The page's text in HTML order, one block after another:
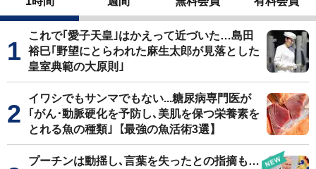
これで｢愛子天皇｣はかえって近づいた…島田
裕巳｢野望にとらわれた麻生太郎が見落とした
皇室典範の大原則｣
イワシでもサンマでもない...糖尿病専門医が
｢がん･動脈硬化を予防し､美肌を保つ栄養素を
とれる魚の種類｣【最強の魚活術3選】
プーチンは動揺し､言葉を失ったとの指摘も…